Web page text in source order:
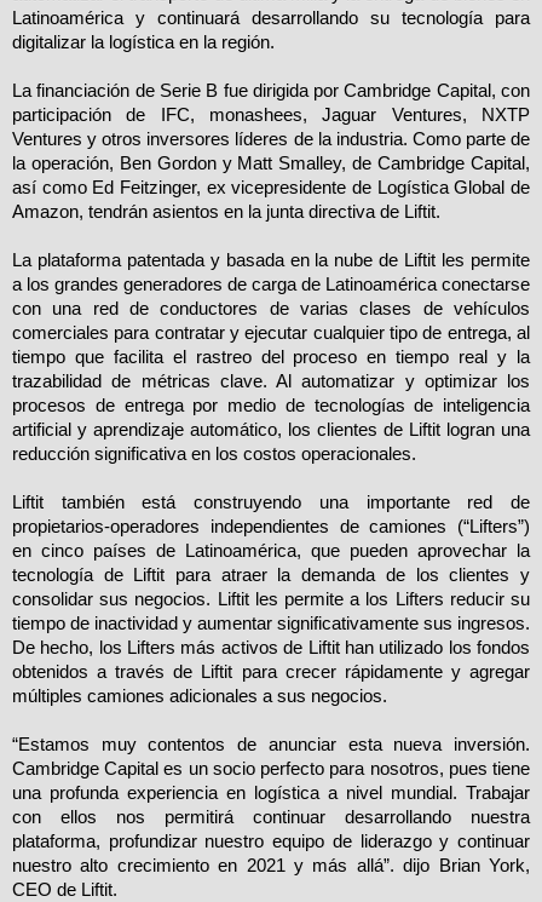
Latinoamérica y continuará desarrollando su tecnología para
digitalizar la logística en la región.
La financiación de Serie B fue dirigida por Cambridge Capital, con
participación de IFC, monashees, Jaguar Ventures, NXTP
Ventures y otros inversores líderes de la industria. Como parte de
la operación, Ben Gordon y Matt Smalley, de Cambridge Capital,
así como Ed Feitzinger, ex vicepresidente de Logística Global de
Amazon, tendrán asientos en la junta directiva de Liftit.
La plataforma patentada y basada en la nube de Liftit les permite
a los grandes generadores de carga de Latinoamérica conectarse
con una red de conductores de varias clases de vehículos
comerciales para contratar y ejecutar cualquier tipo de entrega, al
tiempo que facilita el rastreo del proceso en tiempo real y la
trazabilidad de métricas clave. Al automatizar y optimizar los
procesos de entrega por medio de tecnologías de inteligencia
artificial y aprendizaje automático, los clientes de Liftit logran una
reducción significativa en los costos operacionales.
Liftit también está construyendo una importante red de
propietarios-operadores independientes de camiones (“Lifters”)
en cinco países de Latinoamérica, que pueden aprovechar la
tecnología de Liftit para atraer la demanda de los clientes y
consolidar sus negocios. Liftit les permite a los Lifters reducir su
tiempo de inactividad y aumentar significativamente sus ingresos.
De hecho, los Lifters más activos de Liftit han utilizado los fondos
obtenidos a través de Liftit para crecer rápidamente y agregar
múltiples camiones adicionales a sus negocios.
“Estamos muy contentos de anunciar esta nueva inversión.
Cambridge Capital es un socio perfecto para nosotros, pues tiene
una profunda experiencia en logística a nivel mundial. Trabajar
con ellos nos permitirá continuar desarrollando nuestra
plataforma, profundizar nuestro equipo de liderazgo y continuar
nuestro alto crecimiento en 2021 y más allá”. dijo Brian York,
CEO de Liftit.